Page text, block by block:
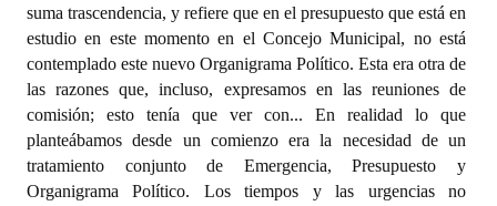
suma trascendencia, y refiere que en el presupuesto que está en
estudio en este momento en el Concejo Municipal, no está
contemplado este nuevo Organigrama Político. Esta era otra de
las razones que, incluso, expresamos en las reuniones de
comisión; esto tenía que ver con... En realidad lo que
planteábamos desde un comienzo era la necesidad de un
tratamiento conjunto de Emergencia, Presupuesto y
Organigrama Político. Los tiempos y las urgencias no